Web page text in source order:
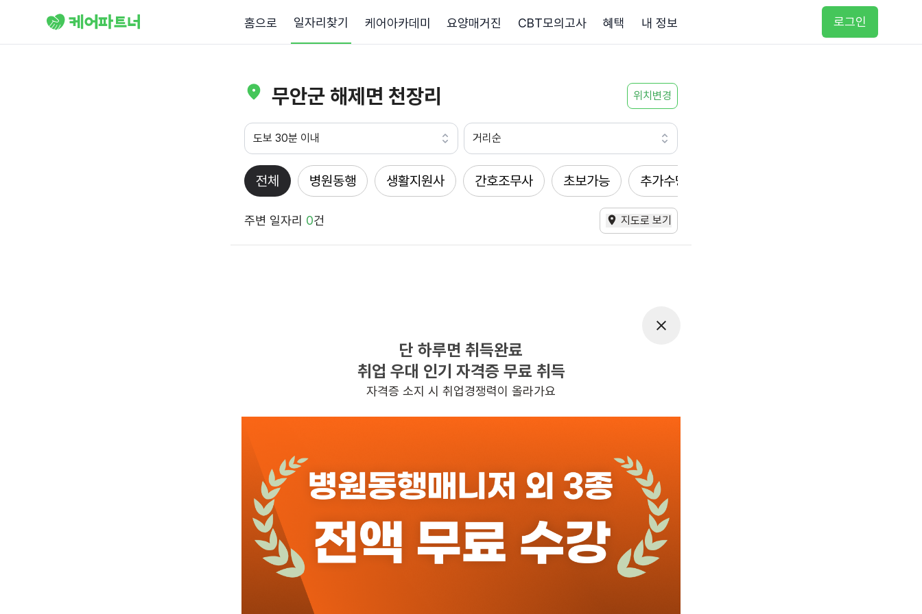
홈으로 일자리찾기 케어아카데미 요양매거진 CBT모의고사 혜택 내 정보 로그인
무안군 해제면 천장리 위치변경
도보 30분 이내 거리순
전체 병원동행 생활지원사 간호조무사 초보가능 추가수당
주변 일자리 0건 지도로 보기
찾으시는 조건의 일자리가 없습니다
더욱더 노력하는 케어파트너가 되겠습니다.
단 하루면 취득완료
취업 우대 인기 자격증 무료 취득
자격증 소지 시 취업경쟁력이 올라가요